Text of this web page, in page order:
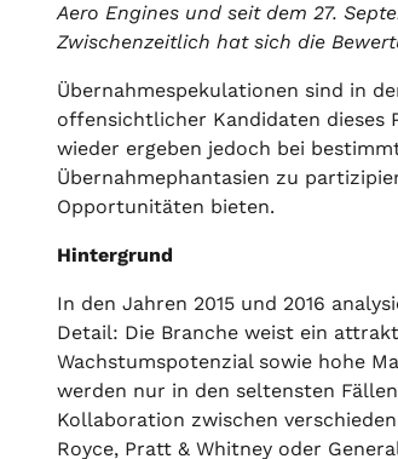
Aero Engines und seit dem 27.
Zwischenzeitlich hat sich die
Übernahmespekulationen sind in
offensichtlicher Kandidaten dieses
wieder ergeben jedoch bei
Übernahmephantasien zu
Opportunitäten bieten.
Hintergrund
In den Jahren 2015 und 2016
Detail: Die Branche weist ein
Wachstumspotenzial sowie hohe
werden nur in den seltensten
Kollaboration zwischen
Royce, Pratt & Whitney oder